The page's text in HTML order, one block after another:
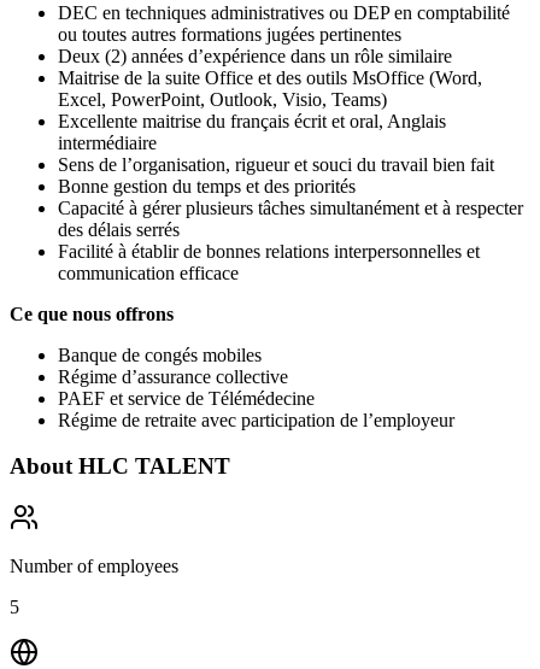
DEC en techniques administratives ou DEP en comptabilité
ou toutes autres formations jugées pertinentes
Deux (2) années d’expérience dans un rôle similaire
Maitrise de la suite Office et des outils MsOffice (Word,
Excel, PowerPoint, Outlook, Visio, Teams)
Excellente maitrise du français écrit et oral, Anglais
intermédiaire
Sens de l’organisation, rigueur et souci du travail bien fait
Bonne gestion du temps et des priorités
Capacité à gérer plusieurs tâches simultanément et à respecter
des délais serrés
Facilité à établir de bonnes relations interpersonnelles et
communication efficace
Ce que nous offrons
Banque de congés mobiles
Régime d’assurance collective
PAEF et service de Télémédecine
Régime de retraite avec participation de l’employeur
About HLC TALENT
Number of employees
5